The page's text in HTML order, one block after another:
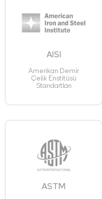
AISI
Amerikan Demir
Çelik Enstitüsü
Standartları
ASTM